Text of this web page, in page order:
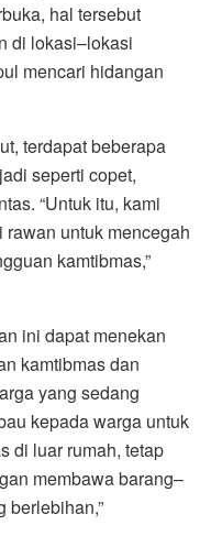
hal tersebut
di lokasi–lokasi
mencari hidangan
terdapat beberapa
seperti copet,
“Untuk itu, kami
untuk mencegah
kamtibmas,”
ini dapat menekan
kamtibmas dan
yang sedang
kepada warga untuk
di luar rumah, tetap
membawa barang–
berlebihan,”